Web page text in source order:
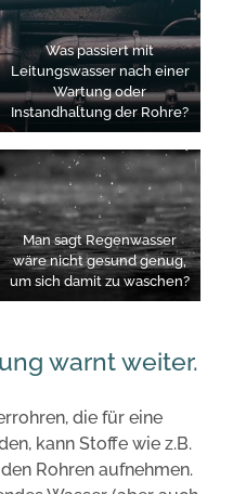
Was passiert mit
Leitungswasser nach einer
Wartung oder
Instandhaltung der Rohre?
Man sagt Regenwasser
wäre nicht gesund genug,
um sich damit zu waschen?
warnt weiter.
die für eine
kann Stoffe wie z.B.
Rohren aufnehmen.